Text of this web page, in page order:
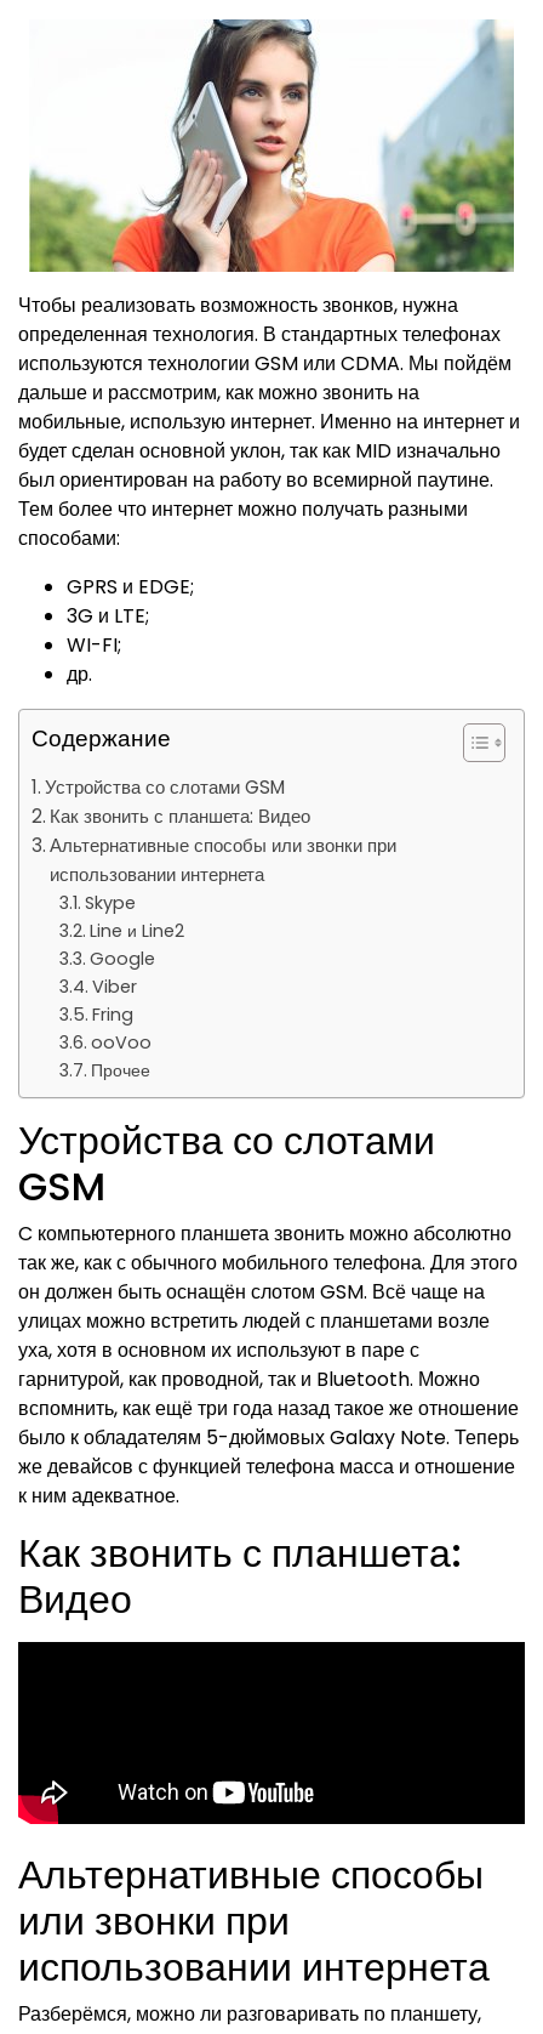
Чтобы реализовать возможность звонков, нужна
определенная технология. В стандартных телефонах
используются технологии GSM или CDMA. Мы пойдём
дальше и рассмотрим, как можно звонить на
мобильные, использую интернет. Именно на интернет и
будет сделан основной уклон, так как MID изначально
был ориентирован на работу во всемирной паутине.
Тем более что интернет можно получать разными
способами:
GPRS и EDGE;
3G и LTE;
WI-FI;
др.
Содержание
Устройства со слотами GSM
Как звонить с планшета: Видео
Альтернативные способы или звонки при
использовании интернета
Skype
Line и Line2
Google
Viber
Fring
ooVoo
Прочее
Устройства со слотами
GSM
C компьютерного планшета звонить можно абсолютно
так же, как с обычного мобильного телефона. Для этого
он должен быть оснащён слотом GSM. Всё чаще на
улицах можно встретить людей с планшетами возле
уха, хотя в основном их используют в паре с
гарнитурой, как проводной, так и Bluetooth. Можно
вспомнить, как ещё три года назад такое же отношение
было к обладателям 5-дюймовых Galaxy Note. Теперь
же девайсов с функцией телефона масса и отношение
к ним адекватное.
Как звонить с планшета:
Видео
Альтернативные способы
или звонки при
использовании интернета
Разберёмся, можно ли разговаривать по планшету,